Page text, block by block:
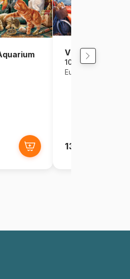
Vue de Paris,
1000 pièces
Eurographics
13,95€